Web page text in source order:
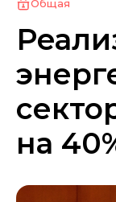
Общая
на